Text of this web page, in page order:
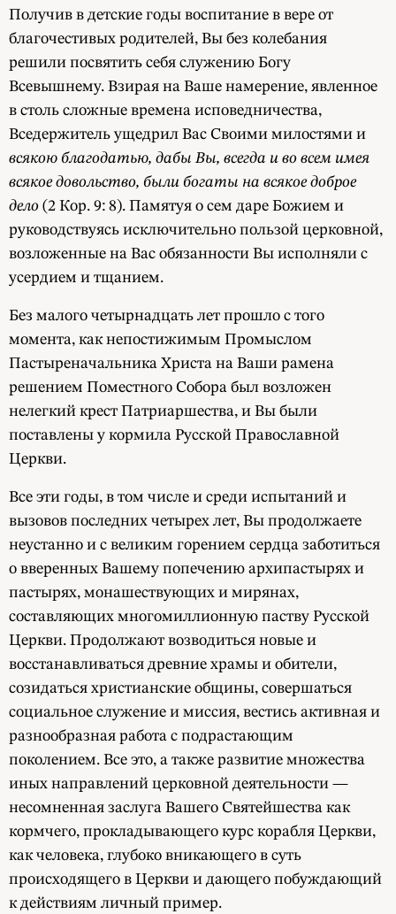
Получив в детские годы воспитание в вере от
благочестивых родителей, Вы без колебания
решили посвятить себя служению Богу
Всевышнему. Взирая на Ваше намерение, явленное
в столь сложные времена исповедничества,
Вседержитель ущедрил Вас Своими милостями и
всякою благодатью, дабы Вы, всегда и во всем имея
всякое довольство, были богаты на всякое доброе
дело (2 Кор. 9: 8). Памятуя о сем даре Божием и
руководствуясь исключительно пользой церковной,
возложенные на Вас обязанности Вы исполняли с
усердием и тщанием.
Без малого четырнадцать лет прошло с того
момента, как непостижимым Промыслом
Пастыреначальника Христа на Ваши рамена
решением Поместного Собора был возложен
нелегкий крест Патриаршества, и Вы были
поставлены у кормила Русской Православной
Церкви.
Все эти годы, в том числе и среди испытаний и
вызовов последних четырех лет, Вы продолжаете
неустанно и с великим горением сердца заботиться
о вверенных Вашему попечению архипастырях и
пастырях, монашествующих и мирянах,
составляющих многомиллионную паству Русской
Церкви. Продолжают возводиться новые и
восстанавливаться древние храмы и обители,
созидаться христианские общины, совершаться
социальное служение и миссия, вестись активная и
разнообразная работа с подрастающим
поколением. Все это, а также развитие множества
иных направлений церковной деятельности —
несомненная заслуга Вашего Святейшества как
кормчего, прокладывающего курс корабля Церкви,
как человека, глубоко вникающего в суть
происходящего в Церкви и дающего побуждающий
к действиям личный пример.